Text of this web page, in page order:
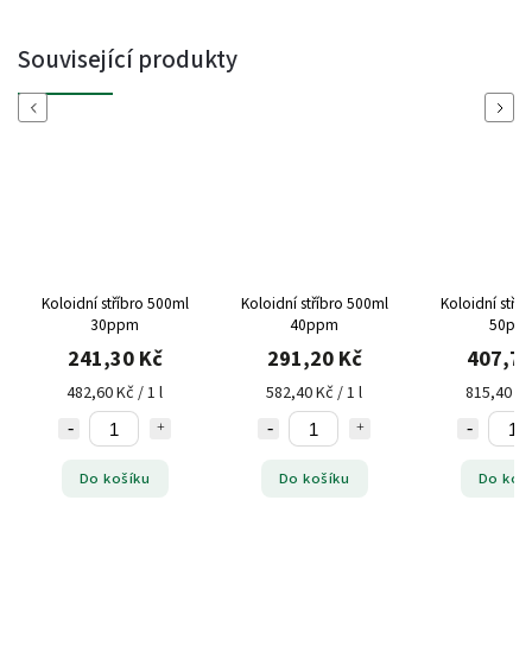
Související produkty
Previous
Koloidní stříbro 500ml
30ppm
241,30 Kč
482,60 Kč / 1 l
Do košíku
Koloidní stříbro 500ml
40ppm
291,20 Kč
582,40 Kč / 1 l
Do košíku
Koloidní
815,40
Do
Next